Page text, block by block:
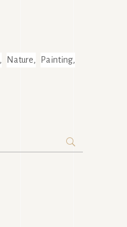
Nature
Painting